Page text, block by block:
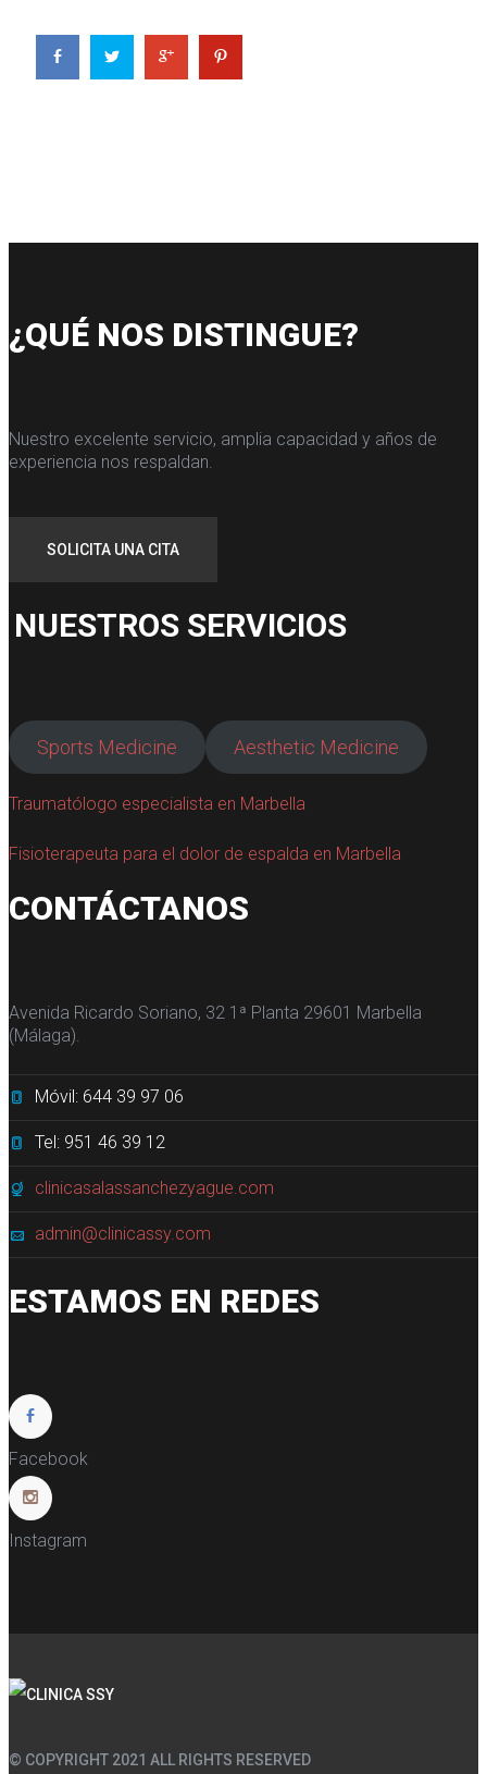
¿QUÉ NOS DISTINGUE?
Nuestro excelente servicio, amplia capacidad y años de
experiencia nos respaldan.
SOLICITA UNA CITA
NUESTROS SERVICIOS
Sports Medicine Aesthetic Medicine
Traumatólogo especialista en Marbella
Fisioterapeuta para el dolor de espalda en Marbella
CONTÁCTANOS
Avenida Ricardo Soriano, 32 1ª Planta 29601 Marbella
(Málaga).
Móvil: 644 39 97 06
Tel: 951 46 39 12
clinicasalassanchezyague.com
admin@clinicassy.com
ESTAMOS EN REDES
Facebook
Instagram
© COPYRIGHT 2021 ALL RIGHTS RESERVED